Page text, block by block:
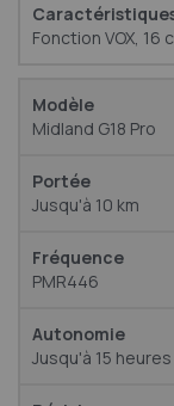
Fonction VOX,
Midland G18 Pro
Jusqu'à 10 km
PMR446
Jusqu'à 15 heures